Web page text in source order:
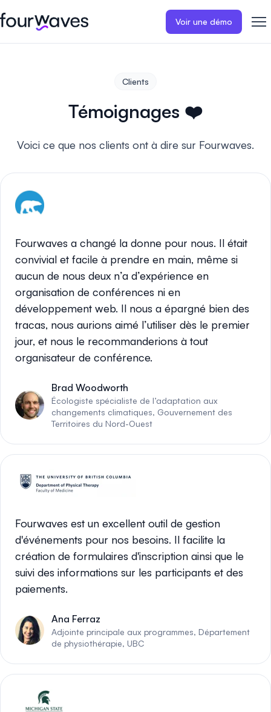
Voir une démo
d'événement moderne et
Collectez et gérez toutes vos
Distribuez et
Construisez et publiez
facilement le programme de
engageantes.
Clients
Témoignages ❤️
Voici ce que nos clients ont à dire sur Fourwaves.
Fourwaves a changé la donne pour nous. Il était
convivial et facile à prendre en main, même si
aucun de nous deux n’a d’expérience en
organisation de conférences ni en
développement web. Il nous a épargné bien des
tracas, nous aurions aimé l’utiliser dès le premier
jour, et nous le recommanderions à tout
organisateur de conférence.
Brad Woodworth
Écologiste spécialiste de l’adaptation aux
changements climatiques, Gouvernement des
Territoires du Nord-Ouest
Fourwaves est un excellent outil de gestion
d'événements pour nos besoins. Il facilite la
création de formulaires d'inscription ainsi que le
suivi des informations sur les participants et des
paiements.
Ana Ferraz
Adjointe principale aux programmes, Département
de physiothérapie, UBC